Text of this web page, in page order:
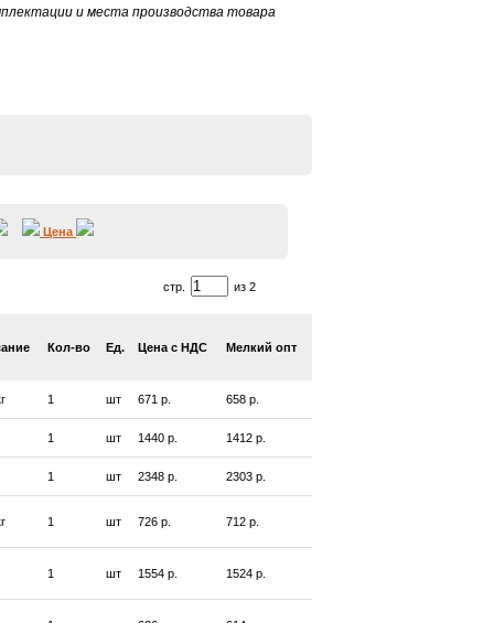
и места производства товара
Цена
стр. из 2
Кол-во Ед. Цена с НДС Мелкий опт
1 шт 671 р. 658 р.
1 шт 1440 р. 1412 р.
1 шт 2348 р. 2303 р.
1 шт 726 р. 712 р.
1 шт 1554 р. 1524 р.